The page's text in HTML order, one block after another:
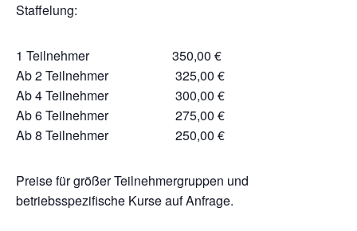
Staffelung:
1 Teilnehmer 350,00 €
Ab 2 Teilnehmer 325,00 €
Ab 4 Teilnehmer 300,00 €
Ab 6 Teilnehmer 275,00 €
Ab 8 Teilnehmer 250,00 €
Preise für größer Teilnehmergruppen und
betriebsspezifische Kurse auf Anfrage.